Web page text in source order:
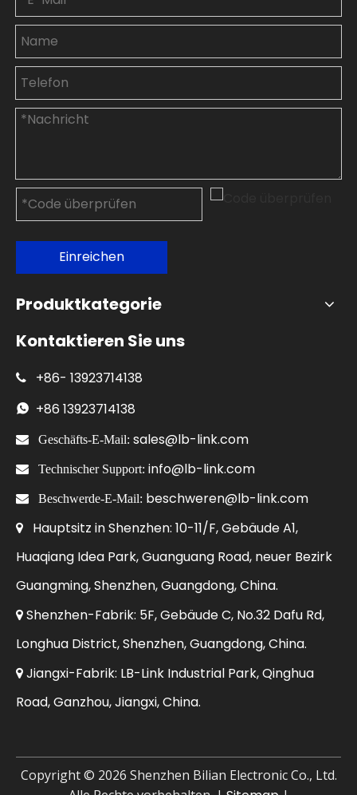
Einreichen
Produktkategorie
Kontaktieren Sie uns
 +86- 13923714138
 +86 13923714138
 Geschäfts-E-Mail: sales@lb-link.com
 Technischer Support: info@lb-link.com
 Beschwerde-E-Mail: beschweren@lb-link.com
 Hauptsitz in Shenzhen: 10-11/F, Gebäude A1,
Huaqiang Idea Park, Guanguang Road, neuer Bezirk
Guangming, Shenzhen, Guangdong, China.
 Shenzhen-Fabrik: 5F, Gebäude C, No.32 Dafu Rd,
Longhua District, Shenzhen, Guangdong, China.
 Jiangxi-Fabrik: LB-Link Industrial Park, Qinghua
Road, Ganzhou, Jiangxi, China.
Copyright © 2026 Shenzhen Bilian Electronic Co., Ltd.